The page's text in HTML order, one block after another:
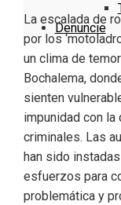
Denuncie
La escalada de
por los
un clima de
Bochalema,
sienten
impunidad con
criminales. Las
han sido
esfuerzos para
problemática y